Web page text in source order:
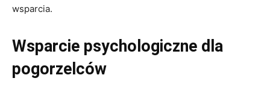
wsparcia.
Wsparcie psychologiczne dla
pogorzelców